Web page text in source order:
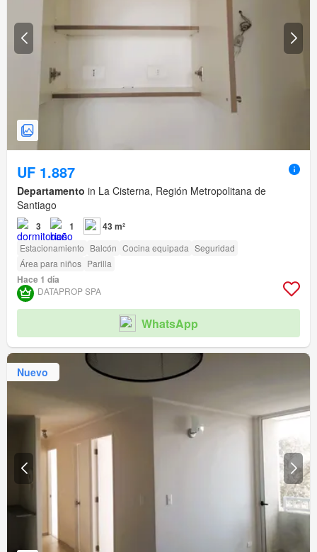
UF 1.887
Departamento in La Cisterna, Región Metropolitana de
Santiago
3 1 43 m²
Estacionamiento Balcón Cocina equipada Seguridad
Área para niños Parilla
Hace 1 día
DATAPROP SPA
WhatsApp
Nuevo